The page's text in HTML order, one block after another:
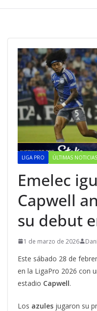
LIGA PRO ÚLTIMAS NOTICIAS
Emelec
Capwell
su debut
1 de marzo de 2026
Este sábado 28 de
en la LigaPro 2026 con
estadio Capwell.
Los azules jugaron su